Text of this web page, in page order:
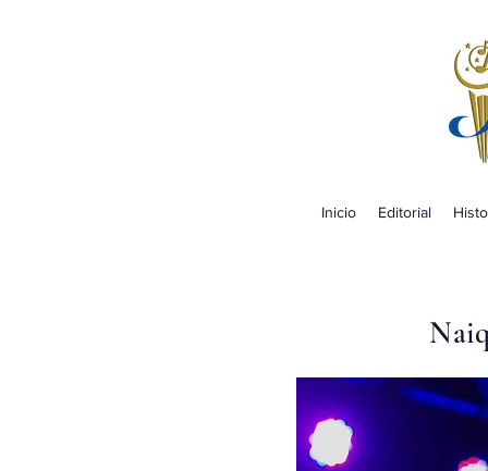
Inicio Editorial